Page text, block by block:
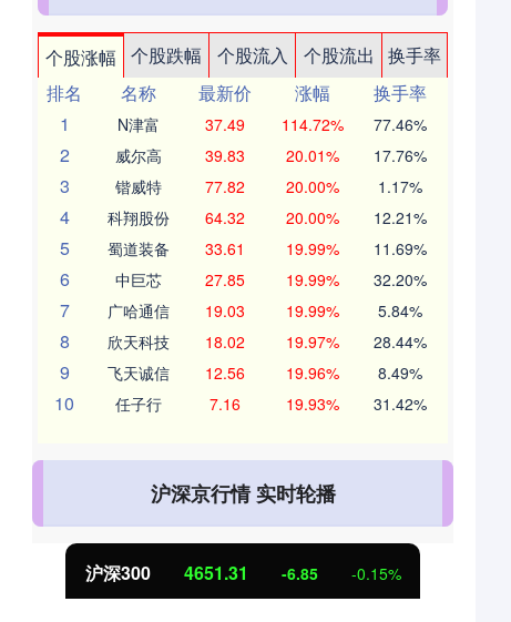
个股涨幅 个股跌幅 个股流入 个股流出
换手率
排名
名称 最新价 涨幅
换手率
1
N津富 37.49 114.72% 77.46%
2 威尔高 39.83 20.01% 17.76%
3 锴威特 77.82 20.00% 1.17%
4 科翔股份 64.32 20.00% 12.21%
5 蜀道装备 33.61 19.99% 11.69%
6 中巨芯 27.85 19.99% 32.20%
7 广哈通信 19.03 19.99% 5.84%
8 欣天科技 18.02 19.97% 28.44%
9 飞天诚信 12.56 19.96% 8.49%
10 任子行 7.16 19.93% 31.42%
沪深京行情 实时轮播
沪深300 4651.31 -6.85 -0.15%